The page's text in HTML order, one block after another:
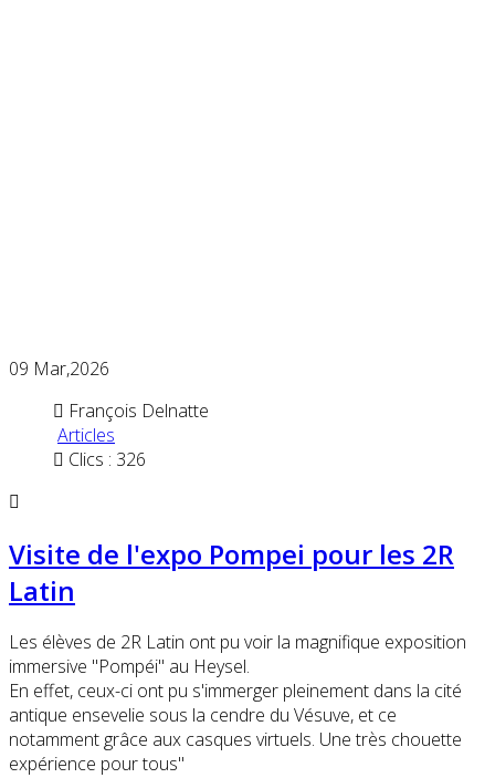
09 Mar,2026
François Delnatte
Articles
Clics : 326
Visite de l'expo Pompei pour les 2R
Latin
Les élèves de 2R Latin ont pu voir la magnifique exposition
immersive "Pompéi" au Heysel.
En effet, ceux-ci ont pu s'immerger pleinement dans la cité
antique ensevelie sous la cendre du Vésuve, et ce
notamment grâce aux casques virtuels. Une très chouette
expérience pour tous"